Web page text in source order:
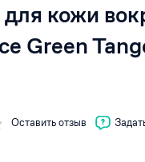
кожи
Green
Оставить отзыв